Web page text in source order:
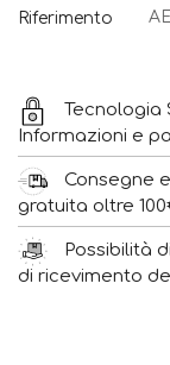
Riferimento
Tecnologia
Informazioni e
Consegne
gratuita oltre
Possibilità
di ricevimento